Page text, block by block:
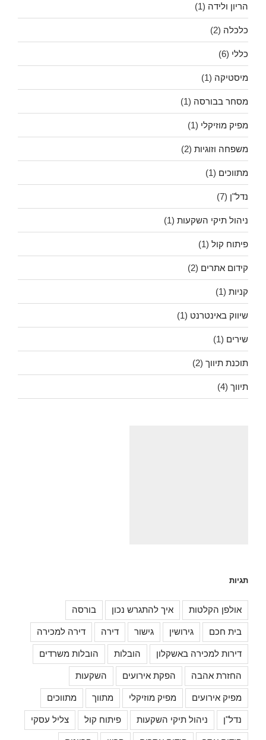
הריון ולידה (1)
כלכלה (2)
כללי (6)
מיסטיקה (1)
מסחר בבורסה (1)
מפיק מוזיקלי (1)
משפחה וזוגיות (2)
מתווכים (1)
נדל"ן (7)
ניהול תיקי השקעות (1)
פיתוח קול (1)
קידום אתרים (2)
קניות (1)
שיווק באינטרנט (1)
שירים (1)
תוכנת תיווך (2)
תיווך (4)
תגיות
אולפן הקלטות איך להתגרש נכון בורסה
בית חכם גירושין גישור דירה דירה למכירה
דירות למכירה באשקלון הובלות הובלות משרדים
החזרת אהבה הפקת אירועים השקעות
מפיק אירועים מפיק מוזיקלי מתווך מתווכים
נדל"ן ניהול תיקי השקעות פיתוח קול צליל עסקי